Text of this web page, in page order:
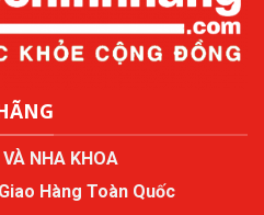
NHA KHOA
Hàng Toàn Quốc